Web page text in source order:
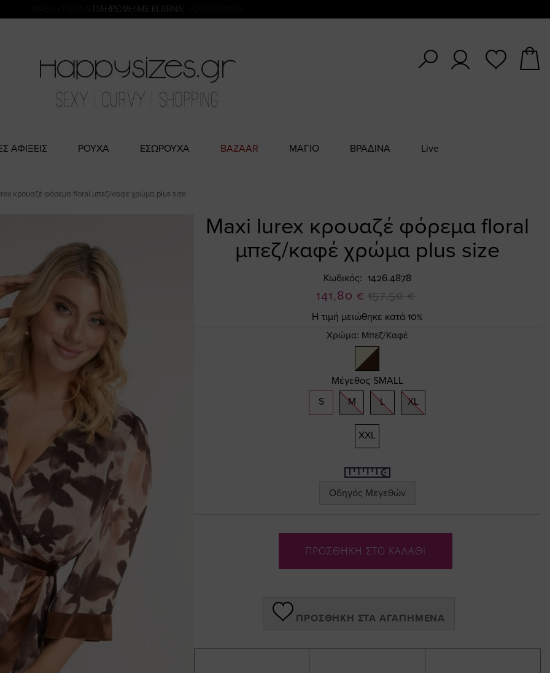
ΑΜΕΣΗ ΠΑΡΑΔΟΣΗ ΜΕ ACS ΚΑΙ ΓΕΝΙΚΗ ΤΑΧΥΔΡΟΜΙΚΉ
ΑΦΙΞΕΙΣ ΡΟΥΧΑ ΕΣΩΡΟΥΧΑ BAZAAR ΜΑΓΙΟ ΒΡΑΔΙΝΑ Live
κρουαζέ φόρεμα floral μπεζ/καφέ χρώμα plus size
Maxi lurex κρουαζέ φόρεμα floral
μπεζ/καφέ χρώμα plus size
Κωδικός 1426.4878
Ειδική
Τιμή
141,80 € 157,50 €
Η τιμή μειώθηκε κατά 10%
Χρώμα: Μπεζ/Καφέ
Μέγεθος SMALL
S
M L XL
XXL
Οδηγός Μεγεθών
ΠΡΟΣΘΗΚΗ ΣΤΟ ΚΑΛΑΘΙ
ΠΡΟΣΘΉΚΗ ΣΤΑ ΑΓΑΠΗΜΈΝΑ